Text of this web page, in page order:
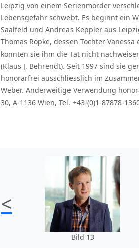
Leipzig von einem Serienmörder
Lebensgefahr schwebt. Es beginnt ein
Saalfeld und Andreas Keppler aus
Thomas Röpke, dessen Tochter
konnten sie ihm die Tat nicht
(Klaus J. Behrendt). Seit 1997 sind sie
honorarfrei ausschliesslich im
Weber. Anderweitige Verwendung
30, A-1136 Wien, Tel. +43-(0)1-87878-
<
Bild 13